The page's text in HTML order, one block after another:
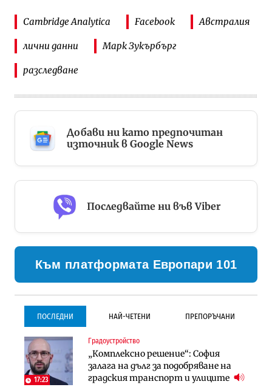
Cambridge Analytica Facebook Австралия
лични данни Марк Зукърбърг
разследване
Добави ни като предпочитан
източник в Google News
Последвайте ни във Viber
Към платформата Европари 101
ПОСЛЕДНИ НАЙ-ЧЕТЕНИ ПРЕПОРЪЧАНИ
17:23
Градоустройство
„Комплексно решение“: София
залага на дълг за подобряване на
градския транспорт и улиците
Градоустройство
Столична община избра
изпълнител за преместването на
трамвайното трасе по бул.
Инфраструктура
Проектирането на тунела под
Петрохан ще върви паралелно с
екологичните оценки